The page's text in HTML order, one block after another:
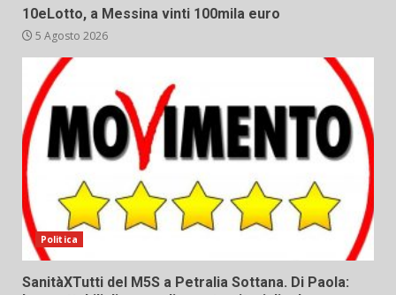
10eLotto, a Messina vinti 100mila euro
5 Agosto 2026
Politica
SanitàXTutti del M5S a Petralia Sottana. Di Paola: